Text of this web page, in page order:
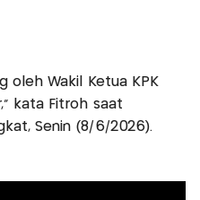
oleh Wakil Ketua KPK
kata Fitroh saat
Senin (8/6/2026).